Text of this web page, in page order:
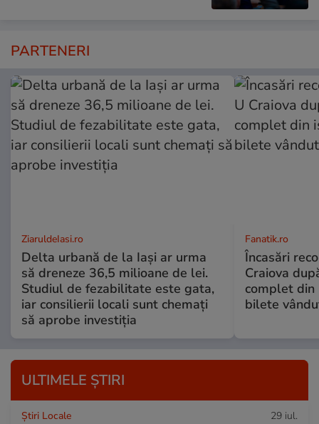
PARTENERI
ZiaruldeIasi.ro
Delta urbană de la Iași ar urma
să dreneze 36,5 milioane de lei.
Studiul de fezabilitate este gata,
iar consilierii locali sunt chemați
să aprobe investiția
Fanatik.ro
Încasări
Craiova
complet din
bilete
ULTIMELE ȘTIRI
Știri Locale 29 iul.